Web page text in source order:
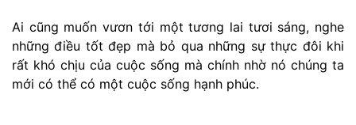
Ai cũng muốn vươn tới một tương lai tươi sáng, nghe
những điều tốt đẹp mà bỏ qua những sự thực đôi khi
rất khó chịu của cuộc sống mà chính nhờ nó chúng ta
mới có thể có một cuộc sống hạnh phúc.